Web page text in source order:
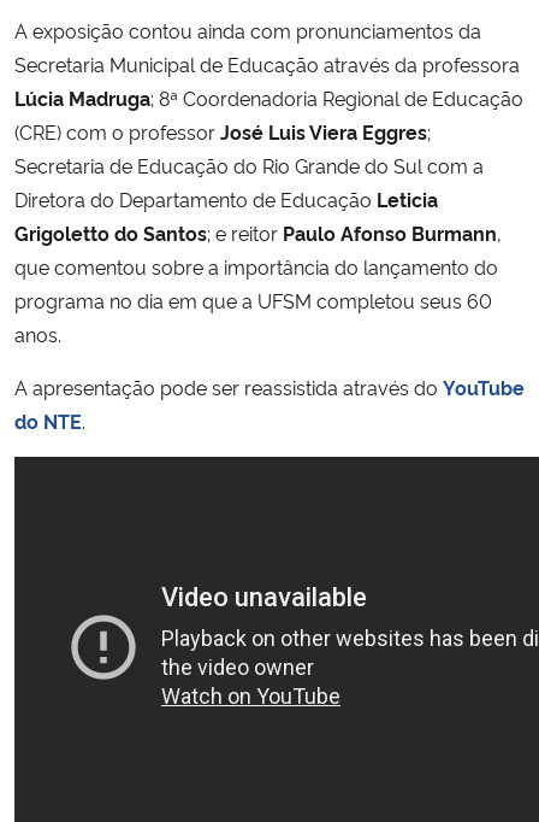
A exposição contou ainda com pronunciamentos da
Secretaria Municipal de Educação através da professora
Lúcia Madruga; 8ª Coordenadoria Regional de Educação
(CRE) com o professorJosé Luis Viera Eggres;
Secretaria de Educação do Rio Grande do Sul com a
Diretora do Departamento de Educação Leticia
Grigoletto do Santos; e reitor Paulo Afonso Burmann,
que comentou sobre a importância do lançamento do
programa no dia em que a UFSM completou seus 60
anos.
A apresentação pode ser reassistida através do YouTube
do NTE.